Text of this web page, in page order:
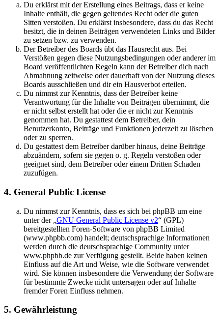
Du erklärst mit der Erstellung eines Beitrags, dass er keine
Inhalte enthält, die gegen geltendes Recht oder die guten
Sitten verstoßen. Du erklärst insbesondere, dass du das Recht
besitzt, die in deinen Beiträgen verwendeten Links und Bilder
zu setzen bzw. zu verwenden.
Der Betreiber des Boards übt das Hausrecht aus. Bei
Verstößen gegen diese Nutzungsbedingungen oder anderer im
Board veröffentlichten Regeln kann der Betreiber dich nach
Abmahnung zeitweise oder dauerhaft von der Nutzung dieses
Boards ausschließen und dir ein Hausverbot erteilen.
Du nimmst zur Kenntnis, dass der Betreiber keine
Verantwortung für die Inhalte von Beiträgen übernimmt, die
er nicht selbst erstellt hat oder die er nicht zur Kenntnis
genommen hat. Du gestattest dem Betreiber, dein
Benutzerkonto, Beiträge und Funktionen jederzeit zu löschen
oder zu sperren.
Du gestattest dem Betreiber darüber hinaus, deine Beiträge
abzuändern, sofern sie gegen o. g. Regeln verstoßen oder
geeignet sind, dem Betreiber oder einem Dritten Schaden
zuzufügen.
4. General Public License
Du nimmst zur Kenntnis, dass es sich bei phpBB um eine
unter der „GNU General Public License v2“ (GPL)
bereitgestellten Foren-Software von phpBB Limited
(www.phpbb.com) handelt; deutschsprachige Informationen
werden durch die deutschsprachige Community unter
www.phpbb.de zur Verfügung gestellt. Beide haben keinen
Einfluss auf die Art und Weise, wie die Software verwendet
wird. Sie können insbesondere die Verwendung der Software
für bestimmte Zwecke nicht untersagen oder auf Inhalte
fremder Foren Einfluss nehmen.
5. Gewährleistung